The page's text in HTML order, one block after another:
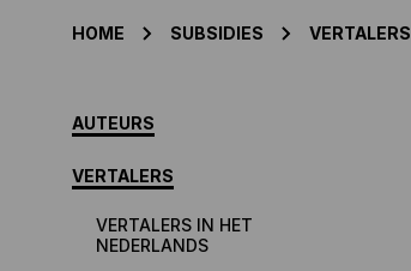
HOME SUBSIDIES VERTALERS
AUTEURS
VERTALERS
VERTALERS IN HET
NEDERLANDS